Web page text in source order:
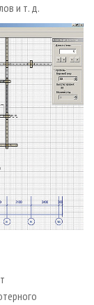
и т. д.